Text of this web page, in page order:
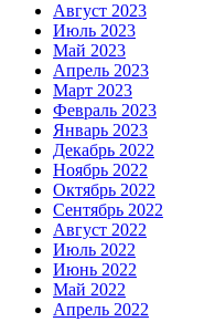
Август 2023
Июль 2023
Май 2023
Апрель 2023
Март 2023
Февраль 2023
Январь 2023
Декабрь 2022
Ноябрь 2022
Октябрь 2022
Сентябрь 2022
Август 2022
Июль 2022
Июнь 2022
Май 2022
Апрель 2022